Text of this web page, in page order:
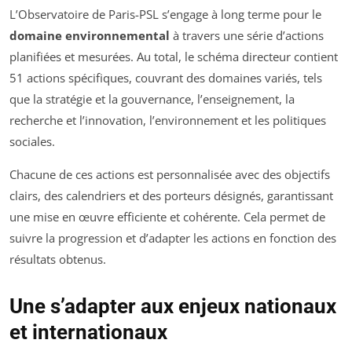
L’Observatoire de Paris-PSL s’engage à long terme pour le
domaine environnemental à travers une série d’actions
planifiées et mesurées. Au total, le schéma directeur contient
51 actions spécifiques, couvrant des domaines variés, tels
que la stratégie et la gouvernance, l’enseignement, la
recherche et l’innovation, l’environnement et les politiques
sociales.
Chacune de ces actions est personnalisée avec des objectifs
clairs, des calendriers et des porteurs désignés, garantissant
une mise en œuvre efficiente et cohérente. Cela permet de
suivre la progression et d’adapter les actions en fonction des
résultats obtenus.
Une s’adapter aux enjeux nationaux
et internationaux